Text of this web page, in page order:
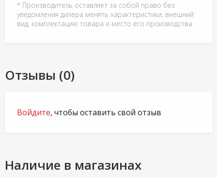
* Производитель оставляет за собой право без
уведомления дилера менять характеристики, внешний
вид, комплектацию товара и место его производства.
Отзывы (0)
Войдите, чтобы оставить свой отзыв
Наличие в магазинах